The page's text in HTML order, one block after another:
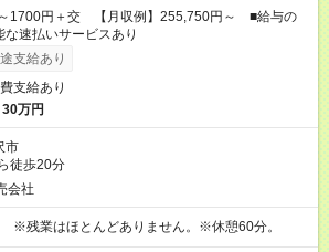
1700円＋交 【月収例】255,750円～ ■給与の
な速払いサービスあり
支給あり
支給あり
万円
市
徒歩20分
会社
※残業はほとんどありません。※休憩60分。